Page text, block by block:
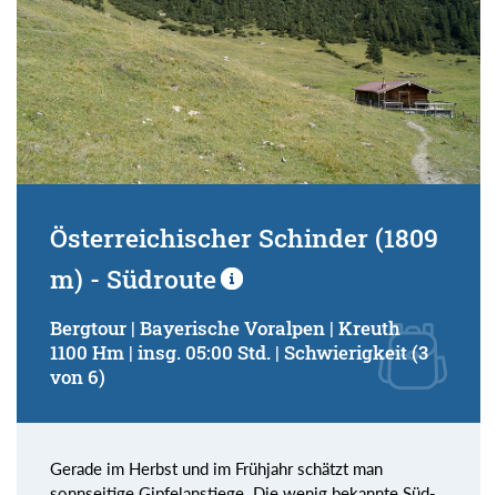
Österreichischer Schinder (1809
m) - Südroute
Bergtour | Bayerische Voralpen | Kreuth
1100 Hm | insg. 05:00 Std. | Schwierigkeit (3
von 6)
Gerade im Herbst und im Frühjahr schätzt man